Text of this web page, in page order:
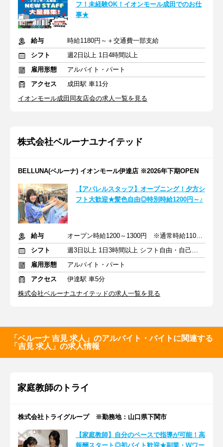
フ！未経験OK！イオンモール成田でのお仕
事★
給与
時給1180円～＋交通費一部支給
シフト
週2日以上 1日4時間以上
雇用形態
アルバイト・パート
アクセス
成田駅 車11分
イオンモール成田同友店会の求人一覧を見る
株式会社ベルーナユナイテッド
BELLUNA(ベルーナ) イオンモール伊達店 ※2026年下期OPEN
【アパレルスタッフ】オープニング！夕方シ
フト大歓迎★髪色自由◎特別時給1200円～♪
給与
オープン時給1200～1300円 ※通常時給1100～1200円
シフト
週3日以上 1日3時間以上 シフト自由・自己申告
雇用形態
アルバイト・パート
アクセス
伊達駅 車5分
株式会社ベルーナユナイテッドの求人一覧を見る
「ベルーナ 吉見 求人」のアルバイト・バイトに関連する
「吉見 求人」の求人情報
家庭教師のトライ
株式会社トライグループ ※勤務地：山口県下関市
【家庭教師】自分のペースで指導が可能！高
報酬スタート◎初バイト歓迎★副業・Wワー